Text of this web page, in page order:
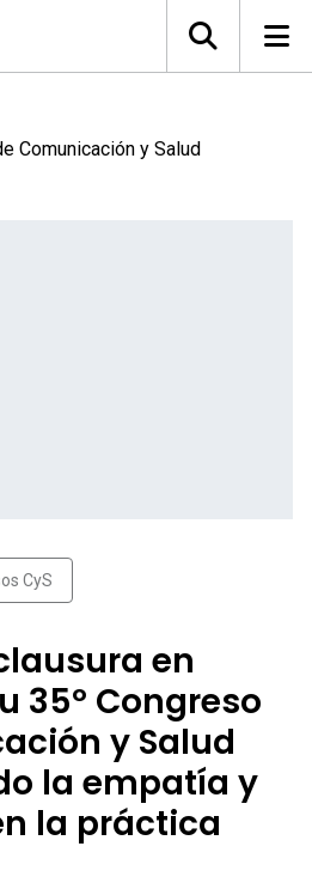
Comunicación y Salud
CyS
en
35º Congreso
y Salud
la empatía y
la práctica